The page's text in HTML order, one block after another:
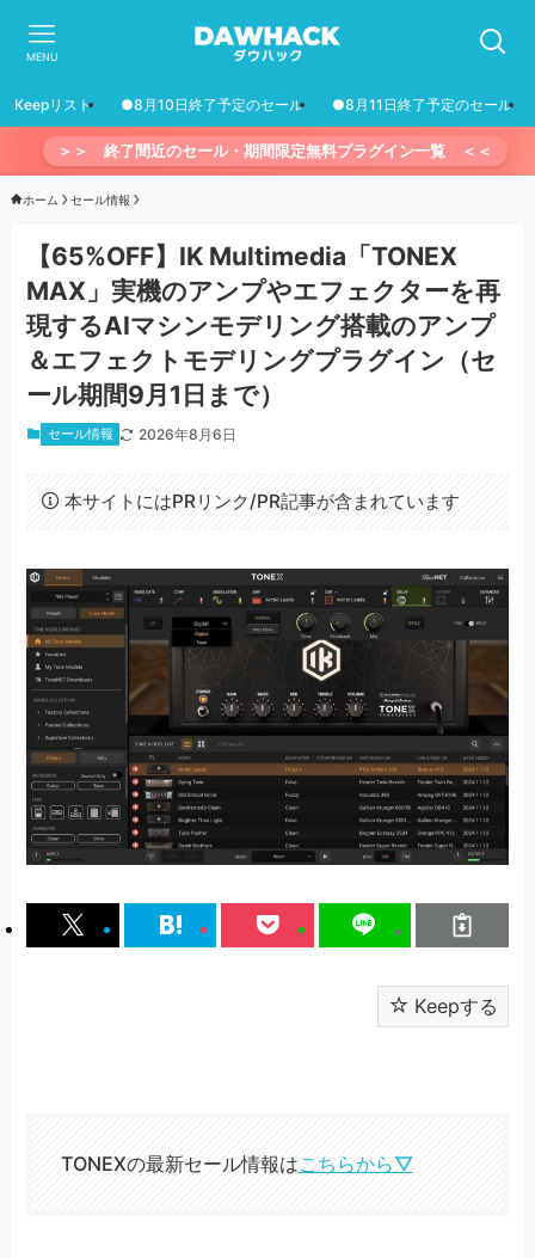
MENU
Keepリスト ●8月10日終了予定のセール ●8月11日終了予定のセール
＞＞ 終了間近のセール・期間限定無料プラグイン一覧 ＜＜
ホーム セール情報
【65%OFF】IK Multimedia「TONEX
MAX」実機のアンプやエフェクターを再
現するAIマシンモデリング搭載のアンプ
＆エフェクトモデリングプラグイン（セ
ール期間9月1日まで）
セール情報 2026年8月6日
本サイトにはPRリンク/PR記事が含まれています
Keepする
TONEXの最新セール情報はこちらから▽